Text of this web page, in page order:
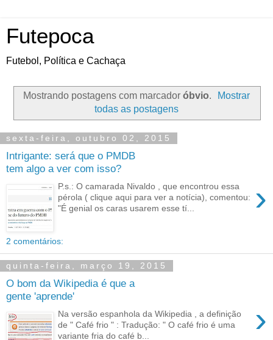
Futepoca
Futebol, Política e Cachaça
Mostrando postagens com marcador óbvio.
Mostrar
todas as postagens
sexta-feira, outubro 02, 2015
Intrigante: será que o PMDB
tem algo a ver com isso?
›
P.s.: O camarada Nivaldo , que encontrou essa
pérola ( clique aqui para ver a notícia), comentou:
"É genial os caras usarem esse tí...
2 comentários:
quinta-feira, março 19, 2015
O bom da Wikipedia é que a
gente 'aprende'
›
Na versão espanhola da Wikipedia , a definição
de " Café frio " : Tradução: " O café frio é uma
variante fria do café b...